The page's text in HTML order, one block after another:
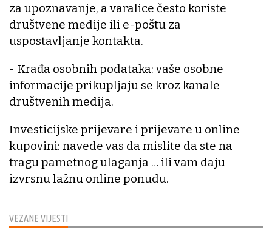
VEZANE VIJESTI
za upoznavanje, a varalice često koriste
društvene medije ili e-poštu za
uspostavljanje kontakta.
- Krađa osobnih podataka: vaše osobne
informacije prikupljaju se kroz kanale
društvenih medija.
Investicijske prijevare i prijevare u online
kupovini: navede vas da mislite da ste na
tragu pametnog ulaganja … ili vam daju
izvrsnu lažnu online ponudu.